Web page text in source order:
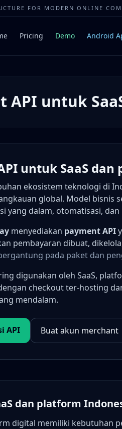
FOR MODERN ONLINE
Pricing Demo Android
API untuk
untuk SaaS
ekosistem teknologi di
global. Model
yang dalam, otomatisasi,
menyediakan payment API
pembayaran dibuat,
pada paket dan
digunakan oleh SaaS,
checkout ter-hosting
mendalam.
API Buat akun merchant
dan platform
digital memiliki kebutuhan